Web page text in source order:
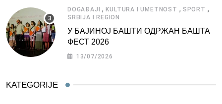
DOGAĐAJI ,KULTURA I UMETNOST , SPORT ,
SRBIJA I REGION
У БАЈИНОЈ БАШТИ ОДРЖАН БАШТА
ФЕСТ 2026
13/07/2026
KATEGORIJE